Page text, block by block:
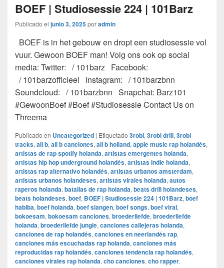
BOEF | Studiosessie 224 | 101Barz
Publicado el junio 3, 2025poradmin
BOEF is in het gebouw en dropt een studiosessie vol
vuur. Gewoon BOEF man! Volg ons ook op social
media: Twitter: / 101barz Facebook:
/ 101barzofficieel Instagram: / 101barzbnn
Soundcloud: / 101barzbnn Snapchat: Barz101
#GewoonBoef #Boef #Studiosessie Contact Us on
Threema
Publicado en Uncategorized | Etiquetado 3robi, 3robi drill, 3robi
tracks, ali b, ali b canciones, ali b holland, apple music rap holandés,
artistas de rap spotify holanda, artistas emergentes holanda,
artistas hip hop underground holandés, artistas indie holanda,
artistas rap alternativo holandés, artistas urbanos amsterdam,
artistas urbanos holandeses, artistas virales holanda, autos
raperos holanda, batallas de rap holanda, beats drill holandeses,
beats holandeses, boef, BOEF | Studiosessie 224 | 101Barz, boef
habiba, boef holanda, boef slangen, boef songs, boef viral,
bokoesam, bokoesam canciones, broederliefde, broederliefde
holanda, broederliefde jungle, canciones callejeras holanda,
canciones de rap holandés, canciones en neerlandés rap,
canciones más escuchadas rap holanda, canciones más
reproducidas rap holandés, canciones tendencia rap holandés,
canciones virales rap holanda, cho canciones, cho rapper,